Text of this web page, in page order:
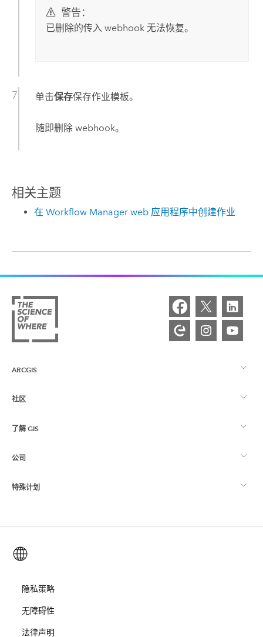
警告：
已删除的传入 webhook 无法恢复。
单击保存保存作业模板。
随即删除 webhook。
相关主题
在 Workflow Manager web 应用程序中创建作业
ARCGIS
ArcGIS 概览
制图
Esri Store
社区
Esri 社区
ArcGIS 博客
Esri 年轻专家关系网
活动
了解 GIS
什么是 GIS？
位置智能
培训
ArcUser
ArcNews
公司
关于 Esri
招贤纳士
开放视野
特殊计划
ArcGIS for Student Use
保护隐私策略
无障碍性
法律声明